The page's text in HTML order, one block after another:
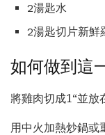
2湯匙水
2湯匙切片新鮮
如何做到這
將雞肉切成1“並放
用中火加熱炒鍋或